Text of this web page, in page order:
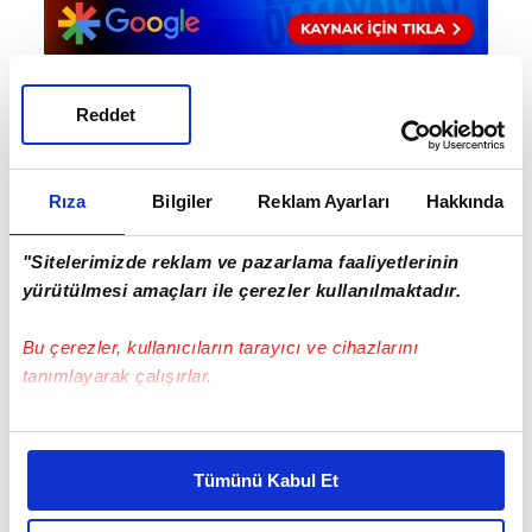
Rıza Bilgiler Reklam Ayarları Hakkında
"Sitelerimizde reklam ve pazarlama faaliyetlerinin
yürütülmesi amaçları ile çerezler kullanılmaktadır.
Bu çerezler, kullanıcıların tarayıcı ve cihazlarını
tanımlayarak çalışırlar.
Bu çerezlere izin vermeniz halinde sizlere özel
daha iyi reklam deneyimi yaşatabiliriz. Bunu yaparken
amacımızın size daha iyi bir reklam deneyimi sunmak
Tümünü Kabul Et
Reddet
EN ÇOK OKUNANLAR